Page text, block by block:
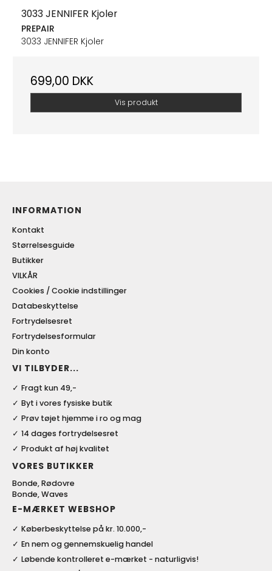
3033 JENNIFER Kjoler
PREPAIR
3033 JENNIFER Kjoler
699,00 DKK
Vis produkt
INFORMATION
Kontakt
Størrelsesguide
Butikker
VILKÅR
Cookies / Cookie indstillinger
Databeskyttelse
Fortrydelsesret
Fortrydelsesformular
Din konto
VI TILBYDER...
Fragt kun 49,-
Byt i vores fysiske butik
Prøv tøjet hjemme i ro og mag
14 dages fortrydelsesret
Produkt af høj kvalitet
VORES BUTIKKER
Bonde, Rødovre
Bonde, Waves
E-MÆRKET WEBSHOP
Køberbeskyttelse på kr. 10.000,-
En nem og gennemskuelig handel
Løbende kontrolleret e-mærket - naturligvis!